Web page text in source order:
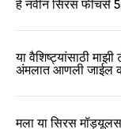
हे नवीन सिरस फीचर्स
या वैशिष्ट्यांसाठी
अंमलात आणली जाईल
मला या सिरस